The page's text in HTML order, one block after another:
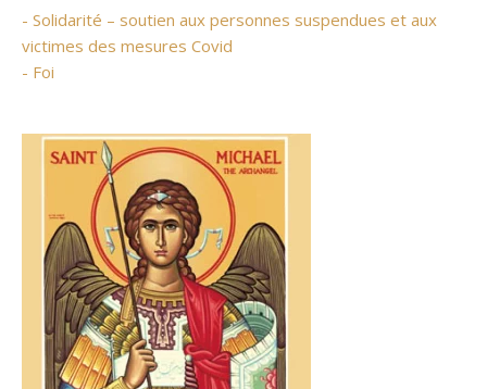
- Solidarité – soutien aux personnes suspendues et aux
victimes des mesures Covid
- Foi